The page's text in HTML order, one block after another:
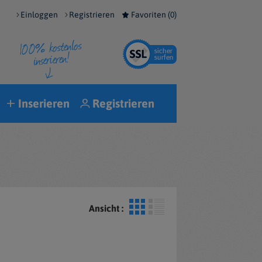
Einloggen Registrieren Favoriten (0)
Inserieren Registrieren
Ansicht :